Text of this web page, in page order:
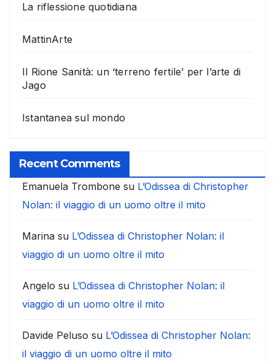
La riflessione quotidiana
MattinArte
Il Rione Sanità: un ‘terreno fertile’ per l’arte di
Jago
Istantanea sul mondo
Recent Comments
Emanuela Trombone su L’Odissea di Christopher
Nolan: il viaggio di un uomo oltre il mito
Marina su L’Odissea di Christopher Nolan: il
viaggio di un uomo oltre il mito
Angelo su L’Odissea di Christopher Nolan: il
viaggio di un uomo oltre il mito
Davide Peluso su L’Odissea di Christopher Nolan:
il viaggio di un uomo oltre il mito